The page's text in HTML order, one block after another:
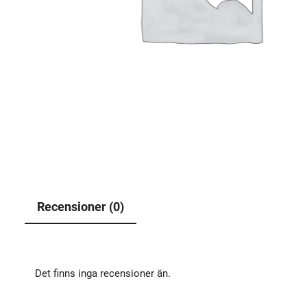
Recensioner (0)
Det finns inga recensioner än.